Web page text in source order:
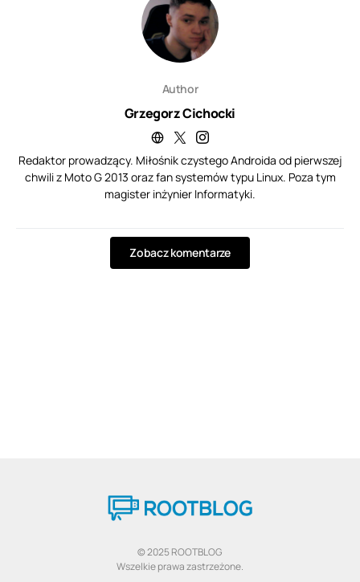
Author
Grzegorz Cichocki
Redaktor prowadzący. Miłośnik czystego Androida od pierwszej
chwili z Moto G 2013 oraz fan systemów typu Linux. Poza tym
magister inżynier Informatyki.
Zobacz komentarze
© 2025 ROOTBLOG
Wszelkie prawa zastrzeżone.